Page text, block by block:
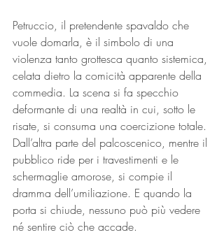
Petruccio, il pretendente spavaldo che
vuole domarla, è il simbolo di una
violenza tanto grottesca quanto sistemica,
celata dietro la comicità apparente della
commedia. La scena si fa specchio
deformante di una realtà in cui, sotto le
risate, si consuma una coercizione totale.
Dall’altra parte del palcoscenico, mentre il
pubblico ride per i travestimenti e le
schermaglie amorose, si compie il
dramma dell’umiliazione. E quando la
porta si chiude, nessuno può più vedere
né sentire ciò che accade.